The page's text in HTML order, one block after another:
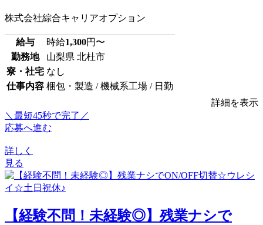
株式会社綜合キャリアオプション
給与 時給1,300円〜
勤務地
山梨県 北杜市
寮・社宅 なし
仕事内容 梱包・製造 / 機械系工場 / 日勤
詳細を表示
＼最短45秒で完了／
応募へ進む
詳しく
見る
【経験不問！未経験◎】残業ナシで